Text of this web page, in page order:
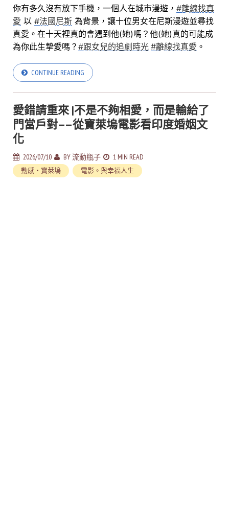
你有多久沒有放下手機，一個人在城市漫遊， #離線找真
愛 以 #法國尼斯 為背景，讓十位男女在尼斯漫遊並尋找
真愛。 在十天裡真的會遇到他(她)嗎？ 他(她)真的可能成
為你此生摯愛嗎？ #跟女兒的追劇時光 #離線找真愛 。
CONTINUE READING
愛錯請重來 |不是不夠相愛，而是輸給了
門當戶對——從寶萊塢電影看印度婚姻文
化
2026/07/10 BY流動瓶子 1 MIN READ
動感‧寶萊塢 電影。與幸福人生